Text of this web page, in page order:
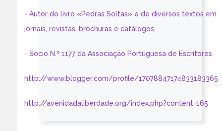
- Autor do livro «Pedras Soltas» e de diversos textos em
jornais, revistas, brochuras e catálogos;
- Sócio N.º 1177 da Associação Portuguesa de Escritores
http://www.blogger.com/profile/17078847174833183365
http://avenidadaliberdade.org/index.php?content=165